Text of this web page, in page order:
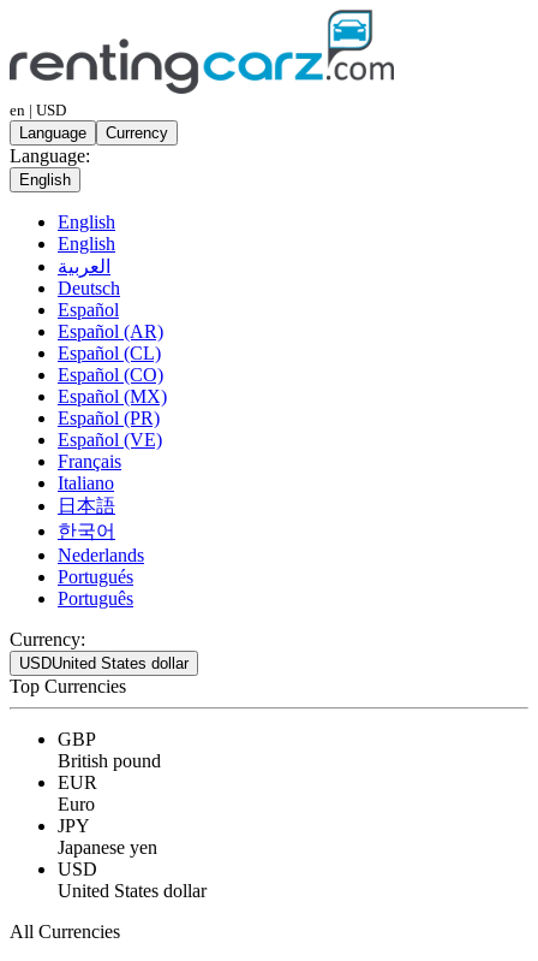
en | USD
Language
Currency
Language:
English
English
English
العربية
Deutsch
Español
Español (AR)
Español (CL)
Español (CO)
Español (MX)
Español (PR)
Español (VE)
Français
Italiano
日本語
한국어
Nederlands
Portugués
Português
Currency:
USDUnited States dollar
Top Currencies
GBP
British pound
EUR
Euro
JPY
Japanese yen
USD
United States dollar
All Currencies